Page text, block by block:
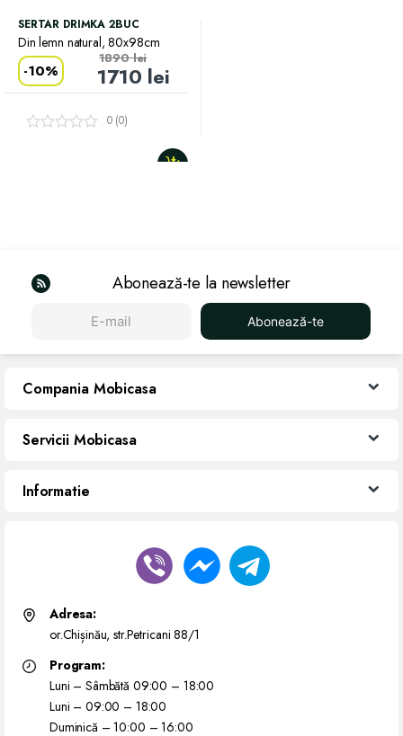
SERTAR DRIMKA 2BUC
Din lemn natural, 80x98cm
-10% 1710 lei
1890lei
0 (0)
Abonează-te la newsletter
Abonează-te
Compania Mobicasa
Servicii Mobicasa
Informatie
Adresa:
or.Chișinău, str.Petricani 88/1
Program:
Luni – Sâmbătă 09:00 – 18:00
Luni – 09:00 – 18:00
Duminică – 10:00 – 16:00